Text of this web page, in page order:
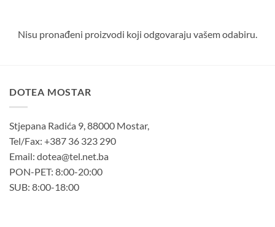
Nisu pronađeni proizvodi koji odgovaraju vašem odabiru.
DOTEA MOSTAR
Stjepana Radića 9, 88000 Mostar,
Tel/Fax: +387 36 323 290
Email: dotea@tel.net.ba
PON-PET: 8:00-20:00
SUB: 8:00-18:00